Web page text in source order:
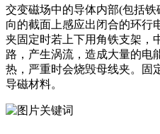
交变磁场中的导体内部(包括
向的截面上感应出闭合的环行
夹固定时若上下用角铁支架，
路，产生涡流，造成大量的电
热，严重时会烧毁母线夹。固
导磁材料。